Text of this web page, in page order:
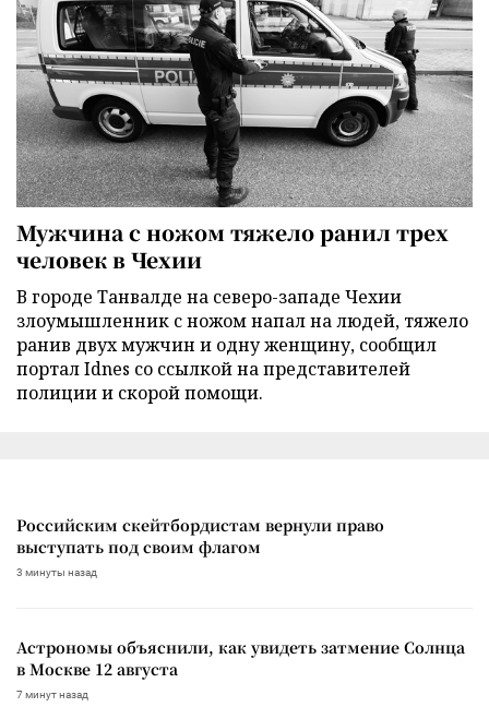
Мужчина с ножом тяжело ранил трех
человек в Чехии
В городе Танвалде на северо-западе Чехии
злоумышленник с ножом напал на людей, тяжело
ранив двух мужчин и одну женщину, сообщил
портал Idnes со ссылкой на представителей
полиции и скорой помощи.
Российским скейтбордистам вернули право
выступать под своим флагом
3 минуты назад
Астрономы объяснили, как увидеть затмение Солнца
в Москве 12 августа
7 минут назад